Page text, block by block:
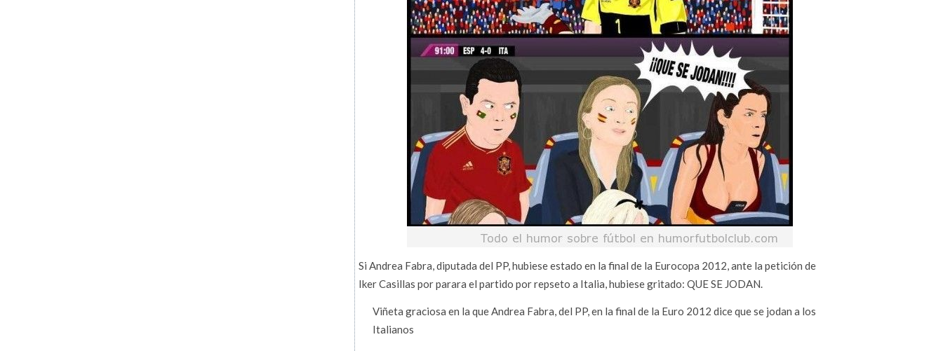
Si Andrea Fabra, diputada del PP, hubiese estado en la final de la Eurocopa 2012, ante la petición de
Iker Casillas por parara el partido por repseto a Italia, hubiese gritado: QUE SE JODAN.
Viñeta graciosa en la que Andrea Fabra, del PP, en la final de la Euro 2012 dice que se jodan a los
Italianos